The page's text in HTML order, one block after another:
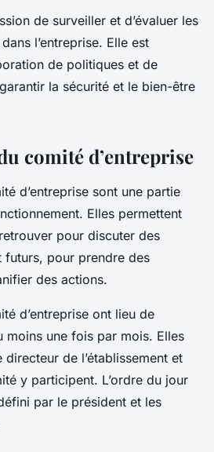
de surveiller et d’évaluer les
l’entreprise. Elle est
de politiques et de
la sécurité et le bien-être
comité d’entreprise
d’entreprise sont une partie
Elles permettent
pour discuter des
futurs, pour prendre des
des actions.
d’entreprise ont lieu de
moins une fois par mois. Elles
de l’établissement et
y participent. L’ordre du jour
par le président et les